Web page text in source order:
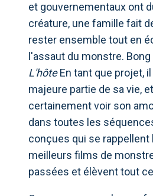
et gouvernementaux ont
créature, une famille fait
rester ensemble tout en
l'assaut du monstre.
L'hôteEn tant que projet, il
majeure partie de sa vie,
certainement voir son
dans toutes les
conçues qui se rappellent
meilleurs films de
passées et élèvent tout